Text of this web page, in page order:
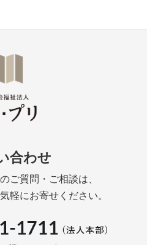
合わせ
ご質問・ご相談は、
軽にお寄せください。